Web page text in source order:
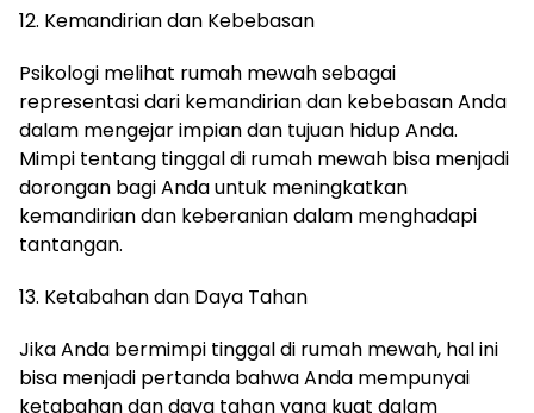
12. Kemandirian dan Kebebasan
Psikologi melihat rumah mewah sebagai
representasi dari kemandirian dan kebebasan Anda
dalam mengejar impian dan tujuan hidup Anda.
Mimpi tentang tinggal di rumah mewah bisa menjadi
dorongan bagi Anda untuk meningkatkan
kemandirian dan keberanian dalam menghadapi
tantangan.
13. Ketabahan dan Daya Tahan
Jika Anda bermimpi tinggal di rumah mewah, hal ini
bisa menjadi pertanda bahwa Anda mempunyai
ketabahan dan daya tahan yang kuat dalam